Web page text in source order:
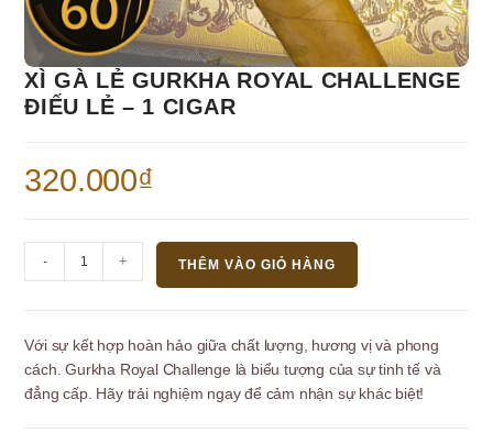
XÌ GÀ LẺ GURKHA ROYAL CHALLENGE
ĐIẾU LẺ – 1 CIGAR
320.000₫
gà
Royal
Challenge
điếu
- + THÊM VÀO GIỎ HÀNG
Với sự kết hợp hoàn hảo giữa chất lượng, hương vị và phong
cách. Gurkha Royal Challenge là biểu tượng của sự tinh tế và
đẳng cấp. Hãy trải nghiệm ngay để cảm nhận sự khác biệt!